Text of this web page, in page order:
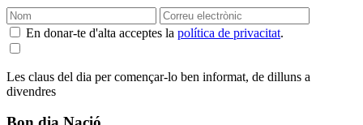
En donar-te d'alta acceptes la política de privacitat.
Les claus del dia per començar-lo ben informat, de dilluns a
divendres